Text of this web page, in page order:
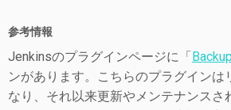
参考情報
Jenkinsのプラグインページに「Backup
ンがあります。こちらのプラグインは
なり、それ以来更新やメンテナンスさ